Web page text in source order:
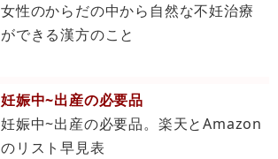
女性のからだの中から自然な不妊治療
ができる漢方のこと
妊娠中~出産の必要品
妊娠中~出産の必要品。楽天とAmazon
のリスト早見表